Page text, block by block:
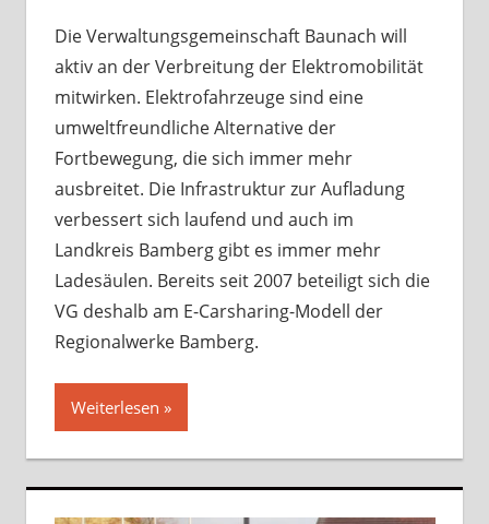
Die Verwaltungsgemeinschaft Baunach will
aktiv an der Verbreitung der Elektromobilität
mitwirken. Elektrofahrzeuge sind eine
umweltfreundliche Alternative der
Fortbewegung, die sich immer mehr
ausbreitet. Die Infrastruktur zur Aufladung
verbessert sich laufend und auch im
Landkreis Bamberg gibt es immer mehr
Ladesäulen. Bereits seit 2007 beteiligt sich die
VG deshalb am E-Carsharing-Modell der
Regionalwerke Bamberg.
Weiterlesen